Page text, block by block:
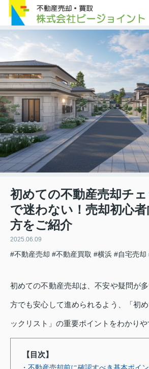
初めての不動産売却チ
で迷わない！売却初心
方をご紹介
2025.06.09
#不動産売却 #不動産買取 #横浜 #自宅売却
初めての不動産売却は、不安や疑問が
方でも安心して進められるよう、「初
ックリスト」の重要ポイントをわかりや
【目次】
・不動産売却前に確認すべき基本ポイ